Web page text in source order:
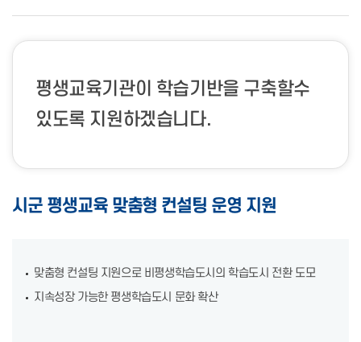
평생교육기관이 학습기반을 구축할수
있도록 지원하겠습니다.
시군 평생교육 맞춤형 컨설팅 운영 지원
맞춤형 컨설팅 지원으로 비평생학습도시의 학습도시 전환 도모
지속성장 가능한 평생학습도시 문화 확산